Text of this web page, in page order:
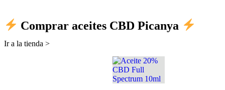
Comprar aceites CBD Picanya
Ir a la tienda >